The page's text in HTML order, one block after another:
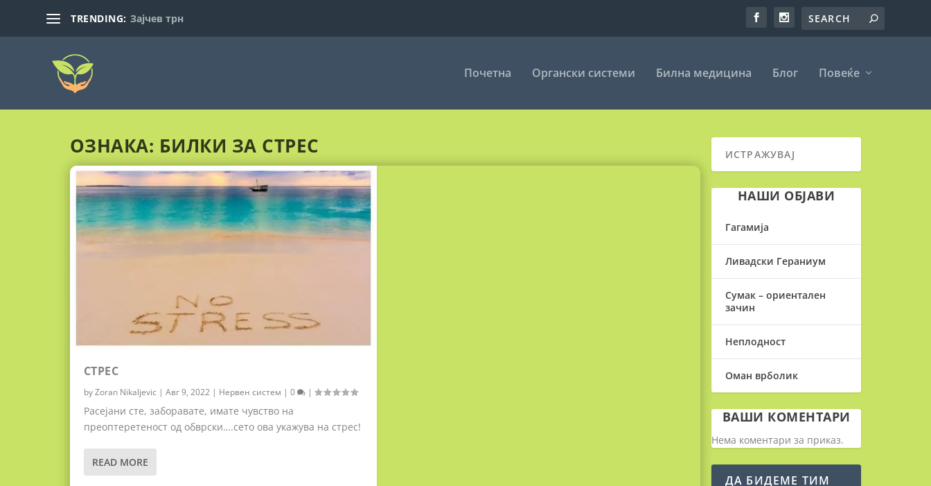
TRENDING: Зајчев трн
Почетна Органски системи Билна медицина Блог Повеќе
ОЗНАКА: БИЛКИ ЗА СТРЕС
СТРЕС
byZoran Nikaljevic | Авг 9, 2022 | Нервен систем | 0 |
Расејани сте, заборавате, имате чувство на
преоптеретеност од обврски….сето ова укажува на стрес!
READ MORE
НАШИ ОБЈАВИ
Гагамија
Ливадски Гераниум
Сумак – ориентален
зачин
Неплодност
Оман врболик
ВАШИ КОМЕНТАРИ
Нема коментари за приказ.
ДА БИДЕМЕ ТИМ